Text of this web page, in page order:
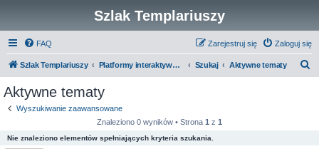
Szlak Templariuszy
FAQ Zaloguj się
Zarejestruj się
Szlak Templariuszy Platformy interaktywne Szlaku Templariuszy Szukaj Aktywne tematy
Aktywne tematy
Wyszukiwanie zaawansowane
Znaleziono 0 wyników • Strona 1 z 1
Nie znaleziono elementów spełniających kryteria szukania.